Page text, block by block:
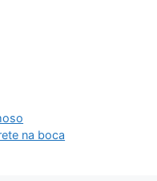
na boca